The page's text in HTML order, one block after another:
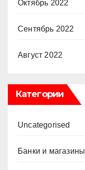
Октябрь 2022
Сентябрь 2022
Август 2022
Категории
Uncategorised
Банки и магазины